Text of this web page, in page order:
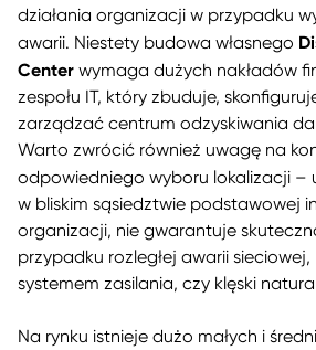
działania organizacji w przypadku
awarii. Niestety budowa własnego
Centerwymaga dużych nakładów
zespołu IT, który zbuduje,
zarządzać centrum odzyskiwania
Warto zwrócić również uwagę na
odpowiedniego wyboru lokalizacji –
w bliskim sąsiedztwie podstawowej
organizacji, nie gwarantuje
przypadku rozległej awarii
systemem zasilania, czy klęski
Na rynku istnieje dużo małych i